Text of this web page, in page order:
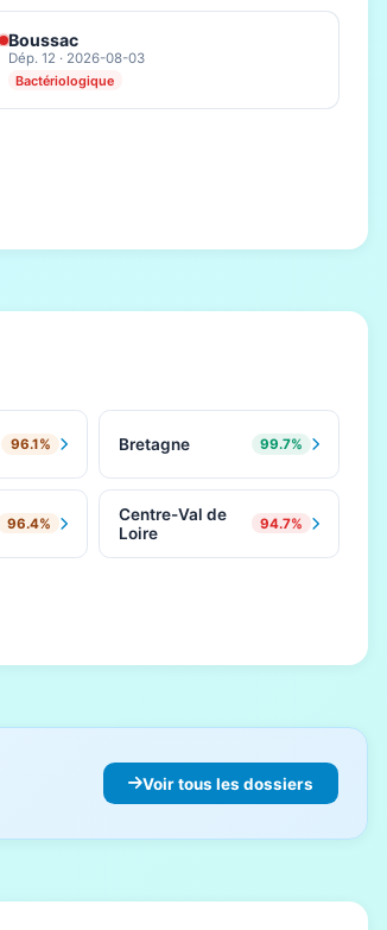
Boussac
Dép. 12 · 2026-08-03
Bactériologique
96.1% Bretagne 99.7%
96.4%
Centre-Val de
Loire
94.7%
Voir tous les dossiers